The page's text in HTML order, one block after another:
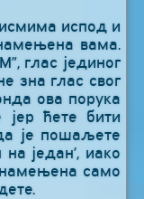
испод и
вама.
глас јединог
зна глас свог
ова порука
јер ћете бити
је пошаљете
један’, иако
намењена само